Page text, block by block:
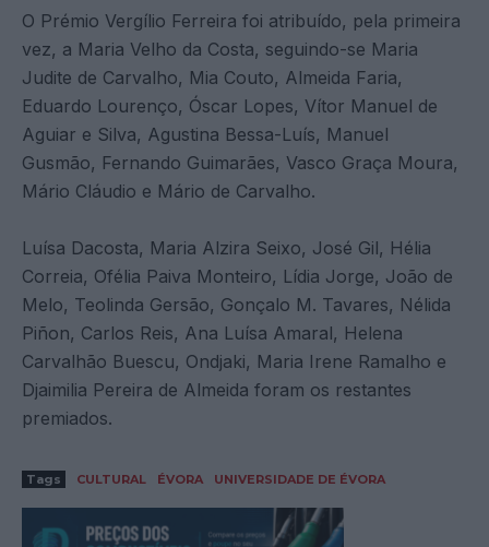
O Prémio Vergílio Ferreira foi atribuído, pela primeira
vez, a Maria Velho da Costa, seguindo-se Maria
Judite de Carvalho, Mia Couto, Almeida Faria,
Eduardo Lourenço, Óscar Lopes, Vítor Manuel de
Aguiar e Silva, Agustina Bessa-Luís, Manuel
Gusmão, Fernando Guimarães, Vasco Graça Moura,
Mário Cláudio e Mário de Carvalho.
Luísa Dacosta, Maria Alzira Seixo, José Gil, Hélia
Correia, Ofélia Paiva Monteiro, Lídia Jorge, João de
Melo, Teolinda Gersão, Gonçalo M. Tavares, Nélida
Piñon, Carlos Reis, Ana Luísa Amaral, Helena
Carvalhão Buescu, Ondjaki, Maria Irene Ramalho e
Djaimilia Pereira de Almeida foram os restantes
premiados.
Tags CULTURAL ÉVORA UNIVERSIDADE DE ÉVORA